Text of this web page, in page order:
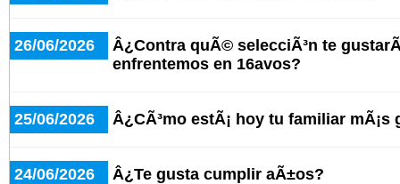
26/06/2026
Â¿Contra quÃ© selecciÃ³n te
enfrentemos en 16avos?
25/06/2026 Â¿CÃ³mo estÃ¡ hoy tu familiar mÃ¡s
24/06/2026 Â¿Te gusta cumplir aÃ±os?